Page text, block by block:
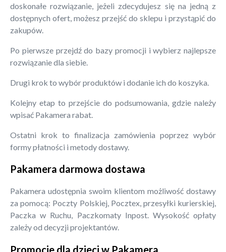
doskonałe rozwiązanie, jeżeli zdecydujesz się na jedną z
dostępnych ofert, możesz przejść do sklepu i przystąpić do
zakupów.
Po pierwsze przejdź do bazy promocji i wybierz najlepsze
rozwiązanie dla siebie.
Drugi krok to wybór produktów i dodanie ich do koszyka.
Kolejny etap to przejście do podsumowania, gdzie należy
wpisać Pakamera rabat.
Ostatni krok to finalizacja zamówienia poprzez wybór
formy płatności i metody dostawy.
Pakamera darmowa dostawa
Pakamera udostępnia swoim klientom możliwość dostawy
za pomocą: Poczty Polskiej, Pocztex, przesyłki kurierskiej,
Paczka w Ruchu, Paczkomaty Inpost. Wysokość opłaty
zależy od decyzji projektantów.
Promocje dla dzieci w Pakamera